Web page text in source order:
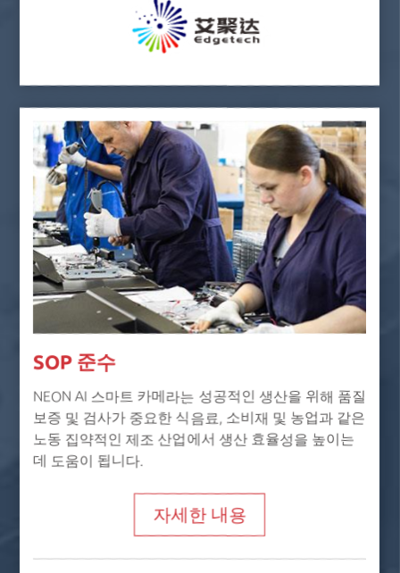
SOP 준수
NEON AI 스마트 카메라는 성공적인 생산을 위해 품질
보증 및 검사가 중요한 식음료, 소비재 및 농업과 같은
노동 집약적인 제조 산업에서 생산 효율성을 높이는
데 도움이 됩니다.
자세한 내용